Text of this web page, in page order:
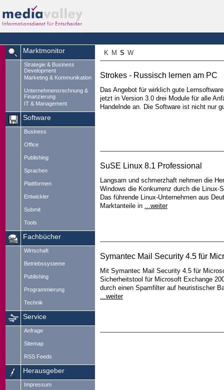
Marktmonitor
Strategie & Business
Development
Marketing & Kommunikation
Unternehmensrechnung &
Finanzierung
IT & Management
Software
Business
Office
Publishing
Sprachen
Plattformen
Entwickler
Submit
Tools
Fachbücher
Wirtschaft
Betriebssysteme
Publishing
Programmierung
Technik
Service
Anfrage
Sitemap
RSS Feeds
Herausgeber
Impressum
K M S W
Strokes - Russisch lernen am PC
Das Angebot für wirklich gute
jetzt in Version 3.0 drei Module für alle
Handelnde an. Die Software ist nicht nur
SuSE Linux 8.1 Professional
Langsam und schmerzhaft nehmen die
Windows die Konkurrenz durch die Linux-
Das führende Linux-Unternehmen aus
Marktanteile in ...weiter
Symantec Mail Security 4.5 für
Mit Symantec Mail Security 4.5 für
Sicherheitstool für Microsoft Exchange
durch einen Spamfilter auf heuristischer
...weiter